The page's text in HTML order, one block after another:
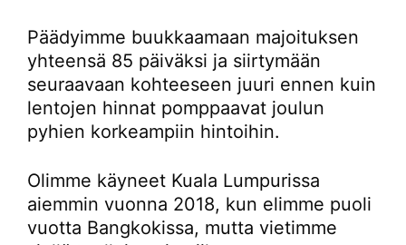
Päädyimme buukkaamaan majoituksen
yhteensä 85 päiväksi ja siirtymään
seuraavaan kohteeseen juuri ennen kuin
lentojen hinnat pomppaavat joulun
pyhien korkeampiin hintoihin.
Olimme käyneet Kuala Lumpurissa
aiemmin vuonna 2018, kun elimme puoli
vuotta Bangkokissa, mutta vietimme